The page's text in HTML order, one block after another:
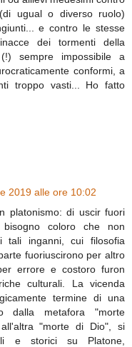
ugual o diverso ruolo)
e contro le stesse
dei tormenti della
sempre impossibile a
conformi, a
troppo vasti... Ho fatto
2019 alle ore 10:02
platonismo: di uscir fuori
coloro che non
inganni, cui filosofia
fuoriuscirono per altro
errore e costoro furon
culturali. La vicenda
termine di una
dalla metafora "morte
"morte di Dio", si
e storici su Platone,